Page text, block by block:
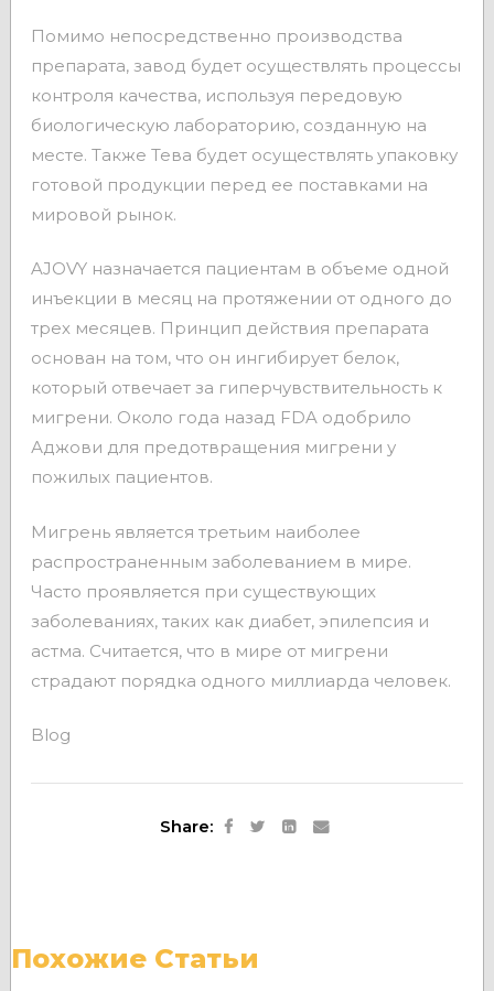
Помимо непосредственно производства
препарата, завод будет осуществлять процессы
контроля качества, используя передовую
биологическую лабораторию, созданную на
месте. Также Тева будет осуществлять упаковку
готовой продукции перед ее поставками на
мировой рынок.
AJOVY назначается пациентам в объеме одной
инъекции в месяц на протяжении от одного до
трех месяцев. Принцип действия препарата
основан на том, что он ингибирует белок,
который отвечает за гиперчувствительность к
мигрени. Около года назад FDA одобрило
Аджови для предотвращения мигрени у
пожилых пациентов.
Мигрень является третьим наиболее
распространенным заболеванием в мире.
Часто проявляется при существующих
заболеваниях, таких как диабет, эпилепсия и
астма. Считается, что в мире от мигрени
страдают порядка одного миллиарда человек.
Blog
Share:
Похожие Статьи